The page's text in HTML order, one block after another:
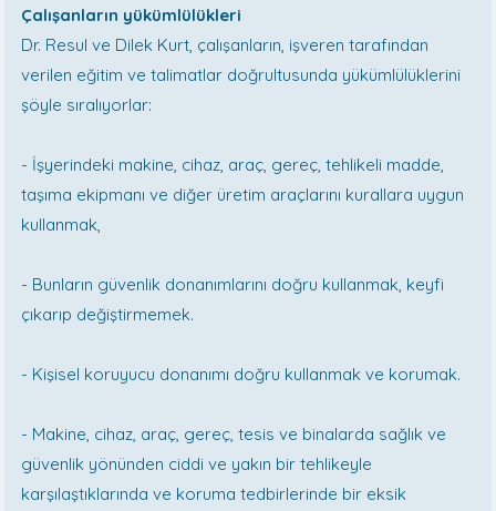
Çalışanların yükümlülükleri
Dr. Resul ve Dilek Kurt, çalışanların, işveren tarafından
verilen eğitim ve talimatlar doğrultu­sunda yükümlülüklerini
şöyle sıralıyorlar:
- İşyerindeki makine, cihaz, araç, gereç, tehlikeli madde,
taşıma ekip­manı ve diğer üretim araçlarını kurallara uygun
kullanmak,
- Bunların güvenlik donanımlarını doğru kullanmak, keyfi
çıkarıp değiştirmemek.
- Kişisel koruyucu donanımı doğru kullanmak ve korumak.
- Makine, cihaz, araç, gereç, tesis ve binalarda sağlık ve
güvenlik yönünden ciddi ve yakın bir tehlikeyle
karşılaştıklarında ve koru­ma tedbirlerinde bir eksik